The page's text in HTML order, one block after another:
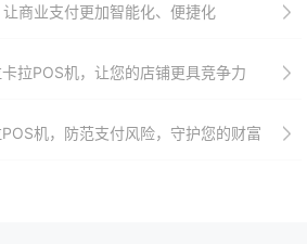
商业支付更加智能化、便捷化
拉POS机，让您的店铺更具竞争力
机，防范支付风险，守护您的财富